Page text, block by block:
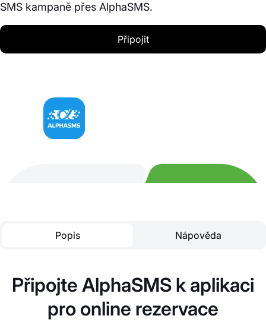
SMS kampaně přes AlphaSMS.
Připojit
Popis Nápověda
Připojte AlphaSMS k aplikaci
pro online rezervace